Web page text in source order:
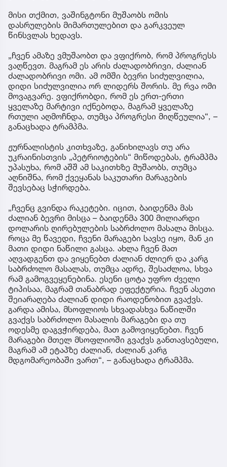
მისი თქმით, ვაშინგტონი მუშაობს ომის
დასრულების მიმართულებით და გარკვეულ
წინსვლას ხედავს.
„ჩვენ ამაზე ვმუშაობთ და ვფიქრობ, რომ პროგრესს
ვაღწევთ. მაგრამ ეს არის ძალადობრივი, ძალიან
ძალადობრივი ომი. ამ ომში ბევრი სიძულვილია,
დიდი სიძულვილია ორ ლიდერს შორის. მე რვა ომი
მოვაგვარე. ვფიქრობდი, რომ ეს ერთ-ერთი
ყველაზე მარტივი იქნებოდა, მაგრამ ყველაზე
რთული აღმოჩნდა, თუმცა პროგრესი მიღწეულია“, –
განაცხადა ტრამპმა.
ჟურნალისტის კითხვაზე, განიხილავს თუ არა
უკრაინისთვის „პეტრიოტების“ მიწოდებას, ტრამპმა
უპასუხა, რომ აშშ ამ საკითხზე მუშაობს, თუმცა
აღნიშნა, რომ ქვეყანას საკუთარი მარაგების
შევსებაც სჭირდება.
„ჩვენც გვინდა რაკეტები. იცით, ბაიდენმა მას
ძალიან ბევრი მისცა – ბაიდენმა 300 მილიარდი
დოლარის ღირებულების საბრძოლო მასალა მისცა.
როცა მე წავედი, ჩვენი მარაგები სავსე იყო, მან კი
მათი დიდი ნაწილი გასცა. ახლა ჩვენ მათ
აღვადგენთ და ვიყენებთ ძალიან ძლიერ და კარგ
საბრძოლო მასალას, თუმცა ადრე, შესაძლოა, სხვა
რამ გამოგვეყენებინა. ესენი ცოტა უფრო ძველი
ტიპისაა, მაგრამ თანაბრად ეფექტურია. ჩვენ ასეთი
შეიარაღება ძალიან დიდი რაოდენობით გვაქვს.
გარდა ამისა, მსოფლიოს სხვადასხვა ნაწილში
გვაქვს საბრძოლო მასალის მარაგები და თუ
ოდესმე დაგვჭირდება, მათ გამოვიყენებთ. ჩვენ
მარაგები მთელ მსოფლიოში გვაქვს განთავსებული,
მაგრამ ამ ეტაპზე ძალიან, ძალიან კარგ
მდგომარეობაში ვართ“, – განაცხადა ტრამპმა.